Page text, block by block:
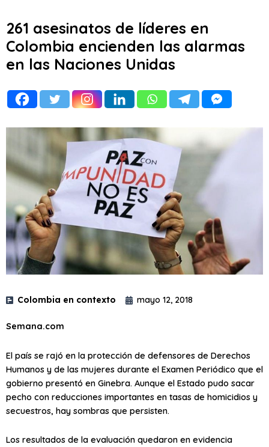
261 asesinatos de líderes en
Colombia encienden las alarmas
en las Naciones Unidas
Colombia en contexto mayo 12, 2018
Semana.com
El país se rajó en la protección de defensores de Derechos
Humanos y de las mujeres durante el Examen Periódico que el
gobierno presentó en Ginebra. Aunque el Estado pudo sacar
pecho con reducciones importantes en tasas de homicidios y
secuestros, hay sombras que persisten.
Los resultados de la evaluación quedaron en evidencia